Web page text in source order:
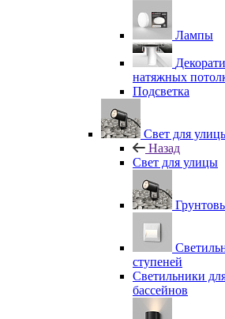
Лампы
натяжных
Подсветка
Свет для
Назад
Свет для улицы
ступеней
Светильники
бассейнов